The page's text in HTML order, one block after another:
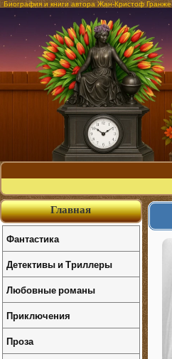
Биография и книги автора Жан-Кристоф Гранже
Главная
Фантастика
Детективы и Триллеры
Любовные романы
Приключения
Проза